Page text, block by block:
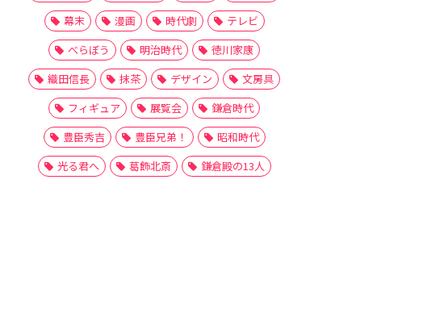
幕末
漫画 時代劇
テレビ
べらぼう
明治時代
徳川家康
織田信長
抹茶 デザイン
文房具
フィギュア
展覧会
鎌倉時代
豊臣秀吉
豊臣兄弟！
昭和時代
光る君へ
葛飾北斎 鎌倉殿の13人